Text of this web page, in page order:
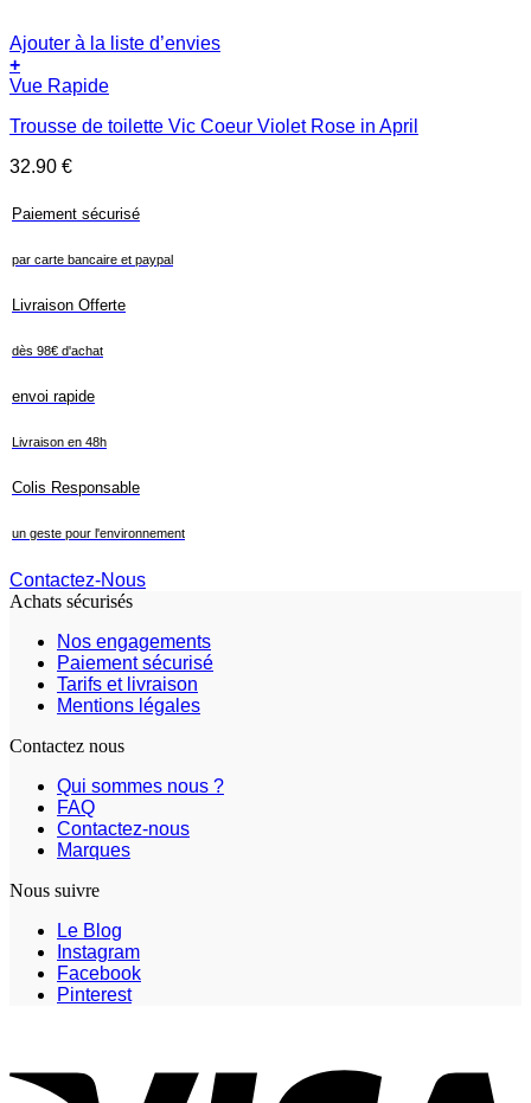
Ajouter à la liste d’envies
+
Vue Rapide
Trousse de toilette Vic Coeur Violet Rose in April
32.90 €
Paiement sécurisé
par carte bancaire et paypal
Livraison Offerte
dès 98€ d'achat
envoi rapide
Livraison en 48h
Colis Responsable
un geste pour l'environnement
Contactez-Nous
Achats sécurisés
Nos engagements
Paiement sécurisé
Tarifs et livraison
Mentions légales
Contactez nous
Qui sommes nous ?
FAQ
Contactez-nous
Marques
Nous suivre
Le Blog
Instagram
Facebook
Pinterest